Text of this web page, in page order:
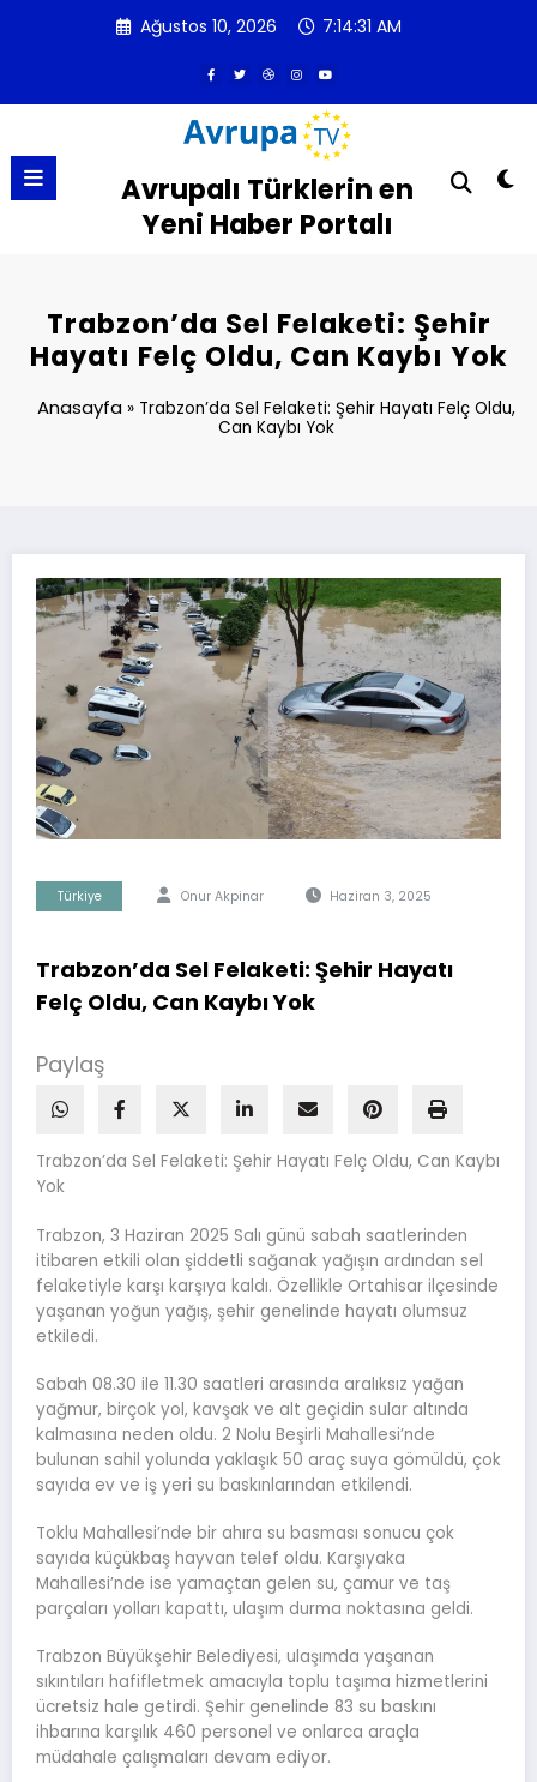
Ağustos 10, 2026 7:14:32 AM
Avrupalı Türklerin en
Yeni Haber Portalı
Trabzon’da Sel Felaketi: Şehir
Hayatı Felç Oldu, Can Kaybı Yok
Anasayfa » Trabzon’da Sel Felaketi: Şehir Hayatı Felç Oldu,
Can Kaybı Yok
Türkiye Onur Akpinar Haziran 3, 2025
Trabzon’da Sel Felaketi: Şehir Hayatı
Felç Oldu, Can Kaybı Yok
Paylaş
Trabzon’da Sel Felaketi: Şehir Hayatı Felç Oldu, Can Kaybı
Yok
Trabzon, 3 Haziran 2025 Salı günü sabah saatlerinden
itibaren etkili olan şiddetli sağanak yağışın ardından sel
felaketiyle karşı karşıya kaldı. Özellikle Ortahisar ilçesinde
yaşanan yoğun yağış, şehir genelinde hayatı olumsuz
etkiledi.
Sabah 08.30 ile 11.30 saatleri arasında aralıksız yağan
yağmur, birçok yol, kavşak ve alt geçidin sular altında
kalmasına neden oldu. 2 Nolu Beşirli Mahallesi’nde
bulunan sahil yolunda yaklaşık 50 araç suya gömüldü, çok
sayıda ev ve iş yeri su baskınlarından etkilendi.
Toklu Mahallesi’nde bir ahıra su basması sonucu çok
sayıda küçükbaş hayvan telef oldu. Karşıyaka
Mahallesi’nde ise yamaçtan gelen su, çamur ve taş
parçaları yolları kapattı, ulaşım durma noktasına geldi.
Trabzon Büyükşehir Belediyesi, ulaşımda yaşanan
sıkıntıları hafifletmek amacıyla toplu taşıma hizmetlerini
ücretsiz hale getirdi. Şehir genelinde 83 su baskını
ihbarına karşılık 460 personel ve onlarca araçla
müdahale çalışmaları devam ediyor.